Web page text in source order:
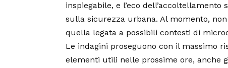
inspiegabile, e l’eco
sulla sicurezza urbana. Al momento,
quella legata a possibili contesti di
Le indagini proseguono con il massimo
elementi utili nelle prossime ore, anche